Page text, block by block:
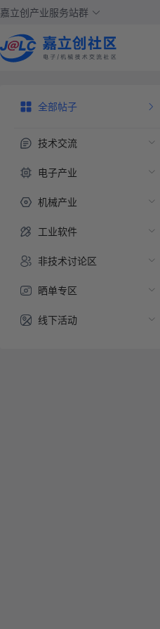
嘉立创产业服务站群
全部帖子
技术交流
电子产业
机械产业
工业软件
非技术讨论区
晒单专区
线下活动